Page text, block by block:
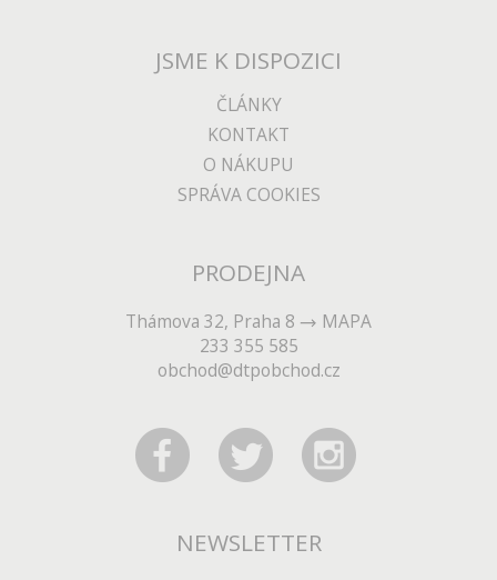
JSME K DISPOZICI
ČLÁNKY
KONTAKT
O NÁKUPU
SPRÁVA COOKIES
PRODEJNA
Thámova 32, Praha 8
MAPA
233 355 585
obchod@dtpobchod.cz
NEWSLETTER